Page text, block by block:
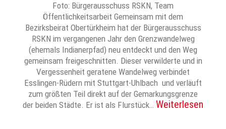
Foto: Bürgerausschuss RSKN, Team
Öffentlichkeitsarbeit Gemeinsam mit dem
Bezirksbeirat Obertürkheim hat der Bürgerausschuss
RSKN im vergangenen Jahr den Grenzwandelweg
(ehemals Indianerpfad) neu entdeckt und den Weg
gemeinsam freigeschnitten. Dieser verwilderte und in
Vergessenheit geratene Wandelweg verbindet
Esslingen-Rüdern mit Stuttgart-Uhlbach und verläuft
zum größten Teil direkt auf der Gemarkungsgrenze
der beiden Städte. Er ist als Flurstück… Weiterlesen